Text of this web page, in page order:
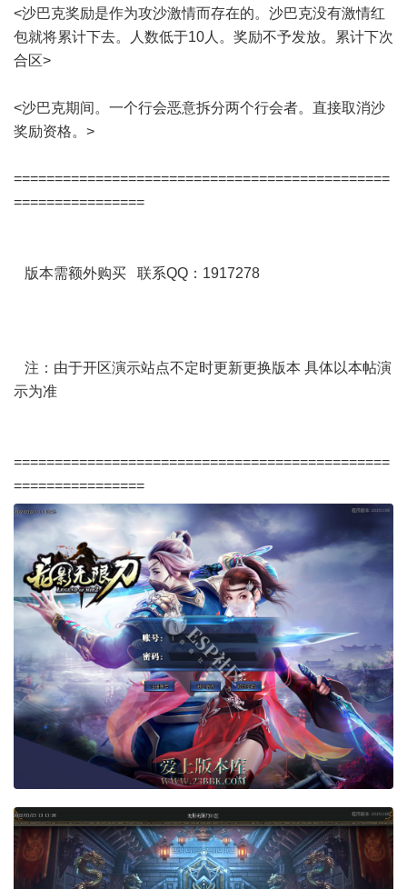
<沙巴克奖励是作为攻沙激情而存在的。沙巴克没有激情红
包就将累计下去。人数低于10人。奖励不予发放。累计下次
合区>
<沙巴克期间。一个行会恶意拆分两个行会者。直接取消沙
奖励资格。>
==============================================
================
版本需额外购买 联系QQ：1917278
注：由于开区演示站点不定时更新更换版本 具体以本帖演
示为准
==============================================
================